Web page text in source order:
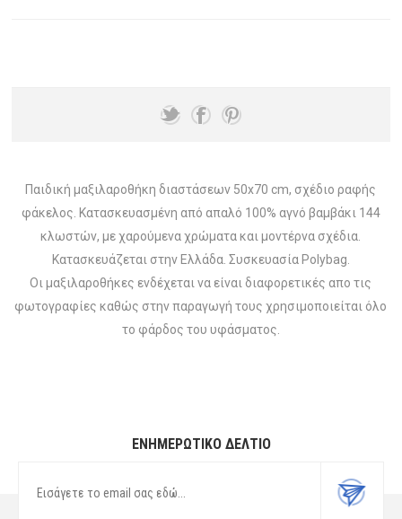
Παιδική μαξιλαροθήκη διαστάσεων 50x70 cm, σχέδιο ραφής
φάκελος. Κατασκευασμένη από απαλό 100% αγνό βαμβάκι 144
κλωστών, με χαρούμενα χρώματα και μοντέρνα σχέδια.
Κατασκευάζεται στην Ελλάδα. Συσκευασία Polybag.
Οι μαξιλαροθήκες ενδέχεται να είναι διαφορετικές απο τις
φωτογραφίες καθώς στην παραγωγή τους χρησιμοποιείται όλο
το φάρδος του υφάσματος.
ΕΝΗΜΕΡΩΤΙΚΌ ΔΕΛΤΊΟ